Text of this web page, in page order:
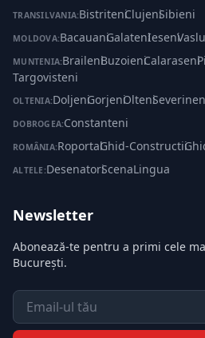
TRANSILVANIA:Bistriteni·Clujeni·Sibieni
MOLDOVA:Bacauani·Galateni·Ieseni·
MUNTENIA:Braileni·Buzoieni·Calaraseni·
Targovisteni
OLTENIA:Doljeni·Gorjeni·Olteni·
DOBROGEA:Constanteni
ROMÂNIA:Roportal·Ghid-Constructii·
ALTELE:Desenatori·ScenaLingua
Newsletter
Abonează-te pentru a primi cele
București.
Email